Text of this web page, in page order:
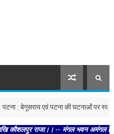
बेगूसराय एवं पटना की घटनाओं पर स्वास्थ्य
राजा।। -- मंगल भवन अमंगल हारी।